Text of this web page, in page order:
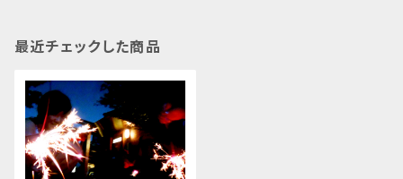
最近チェックした商品